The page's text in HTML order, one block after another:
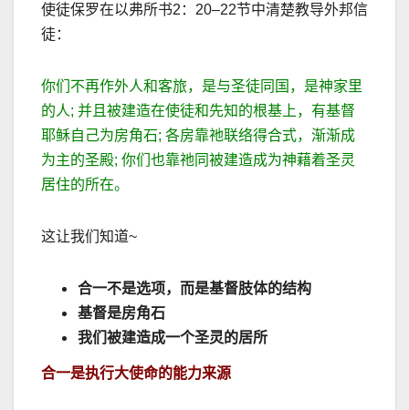
使徒保罗在以弗所书2 ： 20–22节中清楚教导外邦信
徒：
你们不再作外人和客旅，是与圣徒同国，是神家里
的人; 并且被建造在使徒和先知的根基上，有基督
耶稣自己为房角石; 各房靠祂联络得合式，渐渐成
为主的圣殿; 你们也靠祂同被建造成为神藉着圣灵
居住的所在。
这让我们知道~
合一不是选项，而是基督肢体的结构
基督是房角石
我们被建造成一个圣灵的居所
合一是执行大使命的能力来源